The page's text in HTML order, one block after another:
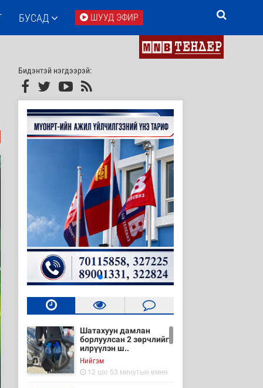
БУСАД ШУУД ЭФИР
Бидэнтэй нэгдээрэй:
Шатахуун дамлан
борлуулсан 2 зөрчлийг
илрүүлэн ш..
Нийгэм
12 цаг 53 минутын өмнө